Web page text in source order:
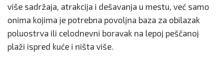
više sadržaja, atrakcija i dešavanja u mestu, već samo
onima kojima je potrebna povoljna baza za obilazak
poluostrva ili celodnevni boravak na lepoj peščanoj
plaži ispred kuće i ništa više.